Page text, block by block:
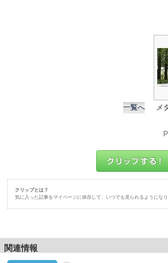
一覧へ メ
クリップとは？
気に入った記事をマイページに保存して、いつでも見られるようになり
関連情報